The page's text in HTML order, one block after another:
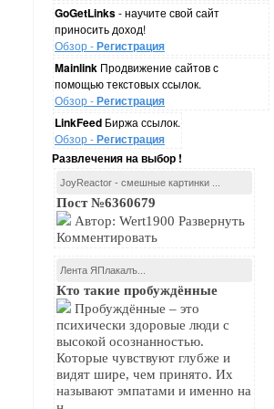
GoGetLinks- научите свой сайт
приносить доход!
Обзор -Регистрация
Mainlink Продвижение сайтов с
помощью текстовых ссылок.
Обзор -Регистрация
LinkFeed Биржа ссылок.
Обзор -Регистрация
Развлечения на выбор !
JoyReactor - смешные картинки ...
Пост №6360679
Автор: Wert1900 Развернуть
Комментировать
Лента ЯПлакалъ...
Кто такие пробуждённые
Пробуждённые – это
психически здоровые люди с
высокой осознанностью.
Которые чувствуют глубже и
видят шире, чем принято. Их
называют эмпатами и именно на